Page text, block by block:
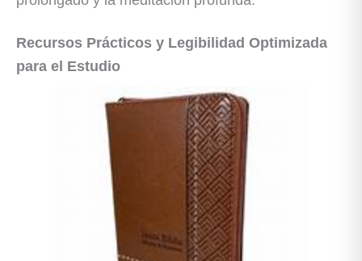
Recursos Prácticos y Legibilidad Optimizada
para el Estudio